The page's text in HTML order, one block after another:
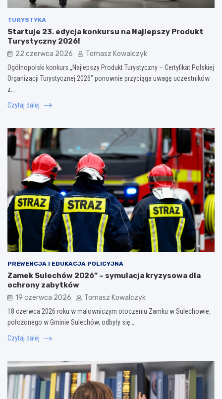
TURYSTYKA
Startuje 23. edycja konkursu na Najlepszy Produkt
Turystyczny 2026!
22 czerwca 2026 Tomasz Kowalczyk
Ogólnopolski konkurs „Najlepszy Produkt Turystyczny – Certyfikat Polskiej
Organizacji Turystycznej 2026” ponownie przyciąga uwagę uczestników
z…
Czytaj dalej
PREWENCJA I EDUKACJA POLICYJNA
Zamek Sulechów 2026” – symulacja kryzysowa dla
ochrony zabytków
19 czerwca 2026 Tomasz Kowalczyk
18 czerwca 2026 roku w malowniczym otoczeniu Zamku w Sulechowie,
położonego w Gminie Sulechów, odbyły się…
Czytaj dalej